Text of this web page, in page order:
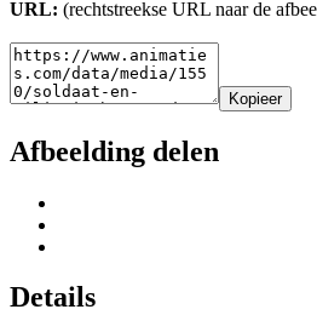
URL: (rechtstreekse URL naar de
Kopieer
Afbeelding delen
Details